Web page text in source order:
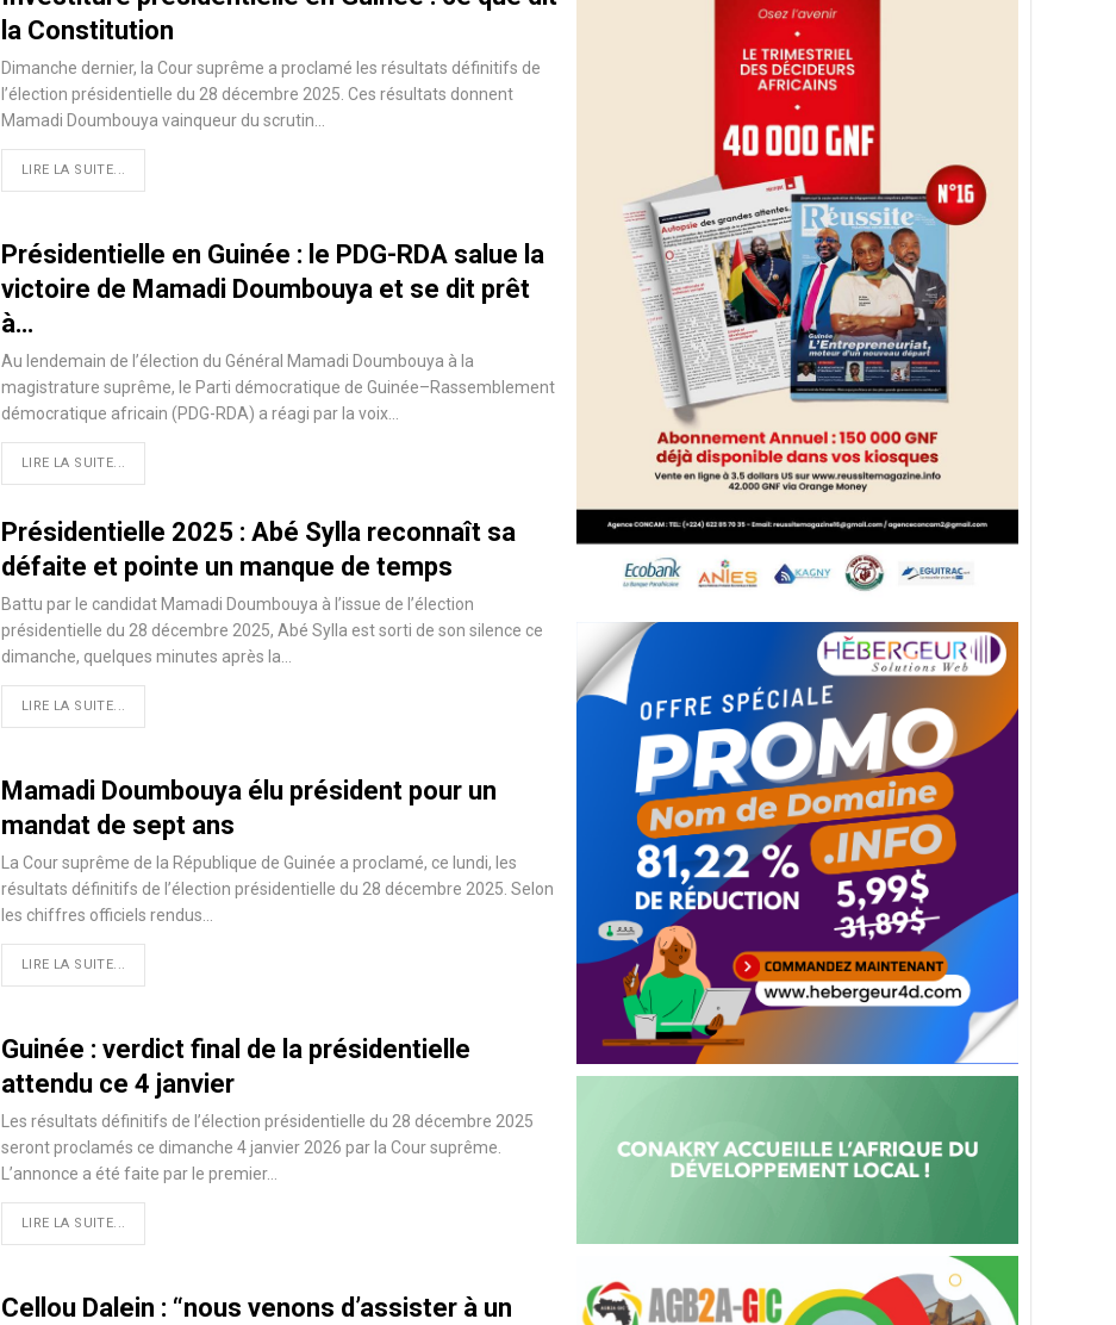
la Constitution
Dimanche dernier, la Cour suprême a proclamé les résultats définitifs de
l’élection présidentielle du 28 décembre 2025. Ces résultats donnent
Mamadi Doumbouya vainqueur du scrutin…
LIRE LA SUITE...
Présidentielle en Guinée : le PDG-RDA salue la
victoire de Mamadi Doumbouya et se dit prêt
à…
Au lendemain de l’élection du Général Mamadi Doumbouya à la
magistrature suprême, le Parti démocratique de Guinée–Rassemblement
démocratique africain (PDG-RDA) a réagi par la voix…
LIRE LA SUITE...
Présidentielle 2025 : Abé Sylla reconnaît sa
défaite et pointe un manque de temps
Battu par le candidat Mamadi Doumbouya à l’issue de l’élection
présidentielle du 28 décembre 2025, Abé Sylla est sorti de son silence ce
dimanche, quelques minutes après la…
LIRE LA SUITE...
Mamadi Doumbouya élu président pour un
mandat de sept ans
La Cour suprême de la République de Guinée a proclamé, ce lundi, les
résultats définitifs de l’élection présidentielle du 28 décembre 2025. Selon
les chiffres officiels rendus…
LIRE LA SUITE...
Guinée : verdict final de la présidentielle
attendu ce 4 janvier
Les résultats définitifs de l’élection présidentielle du 28 décembre 2025
seront proclamés ce dimanche 4 janvier 2026 par la Cour suprême.
L’annonce a été faite par le premier…
LIRE LA SUITE...
Cellou Dalein : “nous venons d’assister à un